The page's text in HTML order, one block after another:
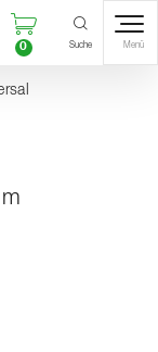
öffnen
Warenkorb
0 Suche Menü